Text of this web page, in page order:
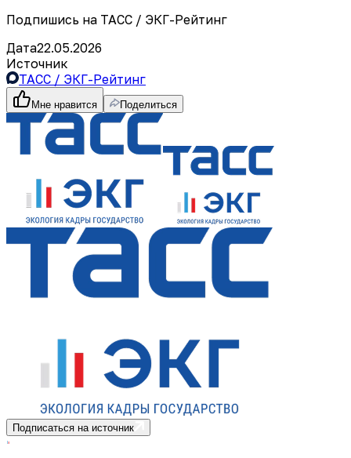
Подпишись на ТАСС / ЭКГ-Рейтинг
Дата22.05.2026
Источник
ТАСС / ЭКГ-Рейтинг
Мне нравится Поделиться
Подписаться на источник